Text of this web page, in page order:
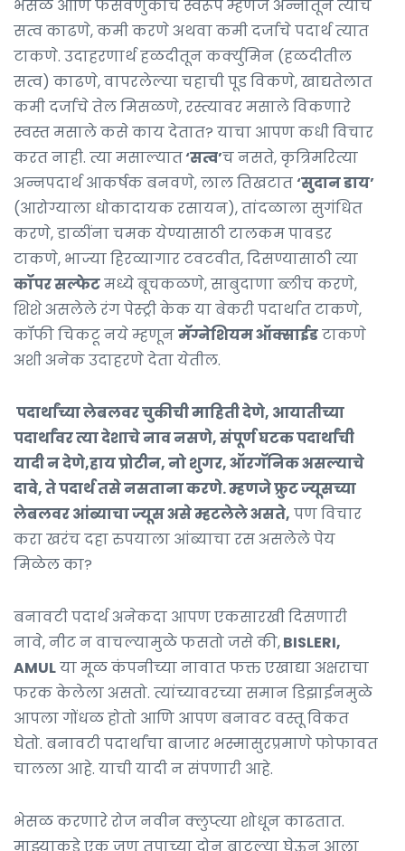
भेसळ आणि फसवणुकीचे स्वरूप म्हणजे अन्नातून त्याचे
सत्व काढणे, कमी करणे अथवा कमी दर्जाचे पदार्थ त्यात
टाकणे. उदाहरणार्थ हळदीतून कर्क्युमिन (हळदीतील
सत्व) काढणे, वापरलेल्या चहाची पूड विकणे, खाद्यतेलात
कमी दर्जाचे तेल मिसळणे, रस्त्यावर मसाले विकणारे
स्वस्त मसाले कसे काय देतात? याचा आपण कधी विचार
करत नाही. त्या मसाल्यात‘सत्व’च नसते, कृत्रिमरित्या
अन्नपदार्थ आकर्षक बनवणे, लाल तिखटात‘सुदान डाय’
(आरोग्याला धोकादायक रसायन), तांदळाला सुगंधित
करणे, डाळींना चमक येण्यासाठी टालकम पावडर
टाकणे, भाज्या हिरव्यागार टवटवीत, दिसण्यासाठी त्या
कॉपर सल्फेटमध्ये बूचकळणे, साबुदाणा ब्लीच करणे,
शिशे असलेले रंग पेस्ट्री केक या बेकरी पदार्थात टाकणे,
कॉफी चिकटू नये म्हणूनमॅग्नेशियम ऑक्साईडटाकणे
अशी अनेक उदाहरणे देता येतील.
पदार्थांच्या लेबलवर चुकीची माहिती देणे, आयातीच्या
पदार्थांवर त्या देशाचे नाव नसणे, संपूर्ण घटक पदार्थांची
यादी न देणे,हाय प्रोटीन, नो शुगर, ऑरगॅनिक असल्याचे
दावे, ते पदार्थ तसे नसताना करणे. म्हणजे फ्रुट ज्यूसच्या
लेबलवर आंब्याचा ज्यूस असे म्हटलेले असते, पण विचार
करा खरंच दहा रुपयाला आंब्याचा रस असलेले पेय
मिळेल का?
बनावटी पदार्थ अनेकदा आपण एकसारखी दिसणारी
नावे, नीट न वाचल्यामुळे फसतो जसे की,BISLERI,
AMULया मूळ कंपनीच्या नावात फक्त एखाद्या अक्षराचा
फरक केलेला असतो. त्यांच्यावरच्या समान डिझाईनमुळे
आपला गोंधळ होतो आणि आपण बनावट वस्तू विकत
घेतो. बनावटी पदार्थांचा बाजार भस्मासुरप्रमाणे फोफावत
चालला आहे. याची यादी न संपणारी आहे.
भेसळ करणारे रोज नवीन क्लुप्त्या शोधून काढतात.